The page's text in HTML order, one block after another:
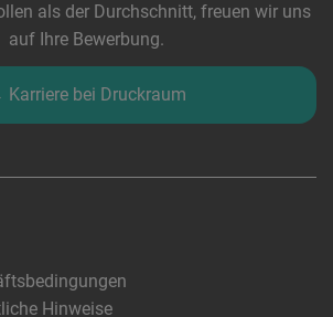
als der Durchschnitt, freuen wir uns
auf Ihre Bewerbung.
Karriere bei Druckraum
Hinweise